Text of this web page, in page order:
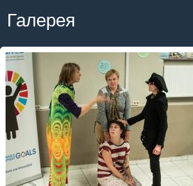
Галерея